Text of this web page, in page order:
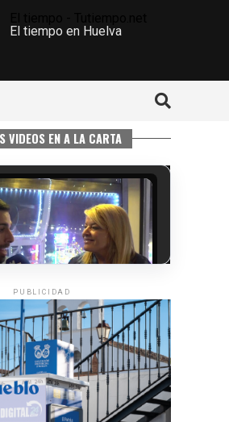
El tiempo en Huelva
VIDEOS EN A LA CARTA
FIESTAS COLOMBINAS
PUBLICIDAD